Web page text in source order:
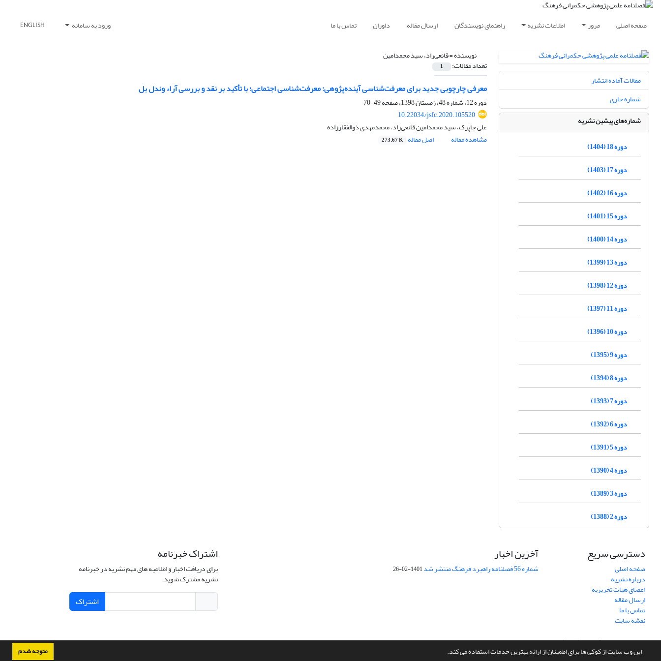
این وب سایت از کوکی ها برای اطمینان از ارائه بهترین خدمات استفاده می کند. متوجه شدم
صفحه اصلی مرور اطلاعات نشریه راهنمای نویسندگان ارسال مقاله داوران تماس با ما ورود به سامانه ENGLISH
نویسنده =قانعی‌راد، سید محمدامین
تعداد مقالات: 1
معرفی چارچوبی جدید برای معرفت‌شناسی آینده‌پژوهی: معرفت‌شناسی اجتماعی؛ با تأکید بر نقد و بررسی آراء وندل بل
دوره 12، شماره 48، زمستان 1398، صفحه
49-70
10.22034/jsfc.2020.105520
علی چاپرک، سید محمدامین قانعی‌راد، محمدمهدی ذوالفقارزاده
مشاهده مقاله
اصل مقاله 273.67 K
مقالات آماده انتشار
شماره جاری
شماره‌های پیشین نشریه
دوره 18 (1404)
دوره 17 (1403)
دوره 16 (1402)
دوره 15 (1401)
دوره 14 (1400)
دوره 13 (1399)
دوره 12 (1398)
دوره 11 (1397)
دوره 10 (1396)
دوره 9 (1395)
دوره 8 (1394)
دوره 7 (1393)
دوره 6 (1392)
دوره 5 (1391)
دوره 4 (1390)
دوره 3 (1389)
دوره 2 (1388)
دسترسی سریع
صفحه اصلی
درباره نشریه
اعضای هیات تحریریه
ارسال مقاله
تماس با ما
نقشه سایت
آخرین اخبار
شماره 56 فصلنامه راهبرد فرهنگ منتشر شد 1401-02-26
اشتراک خبرنامه
برای دریافت اخبار و اطلاعیه های مهم نشریه در خبرنامه
نشریه مشترک شوید.
اشتراک
سامانه مدیریت نشریات علمی.طراحی و پیاده سازی ازسیناوب